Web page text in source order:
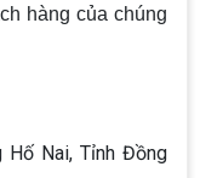
hàng của chúng
Hố Nai, Tỉnh Đồng